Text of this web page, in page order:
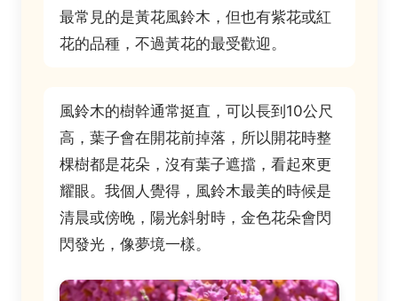
最常見的是黃花風鈴木，但也有紫花或紅
花的品種，不過黃花的最受歡迎。
風鈴木的樹幹通常挺直，可以長到10公尺
高，葉子會在開花前掉落，所以開花時整
棵樹都是花朵，沒有葉子遮擋，看起來更
耀眼。我個人覺得，風鈴木最美的時候是
清晨或傍晚，陽光斜射時，金色花朵會閃
閃發光，像夢境一樣。